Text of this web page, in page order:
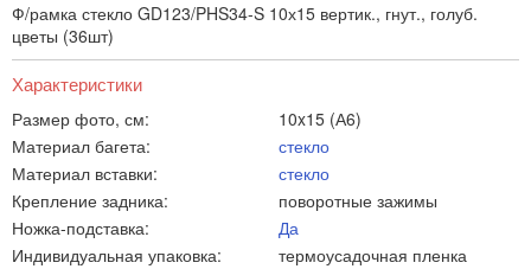
Ф/рамка стекло GD123/PHS34-S 10х15 вертик., гнут., голуб.
цветы (36шт)
Характеристики
Размер фото, см:
10x15 (А6)
Материал багета:
стекло
Материал вставки:
стекло
Крепление задника:
поворотные зажимы
Ножка-подставка:
Да
Индивидуальная упаковка:
термоусадочная пленка